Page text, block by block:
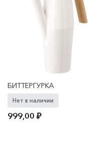
БИТТЕРГУРКА
Нет в наличии
999,00₽